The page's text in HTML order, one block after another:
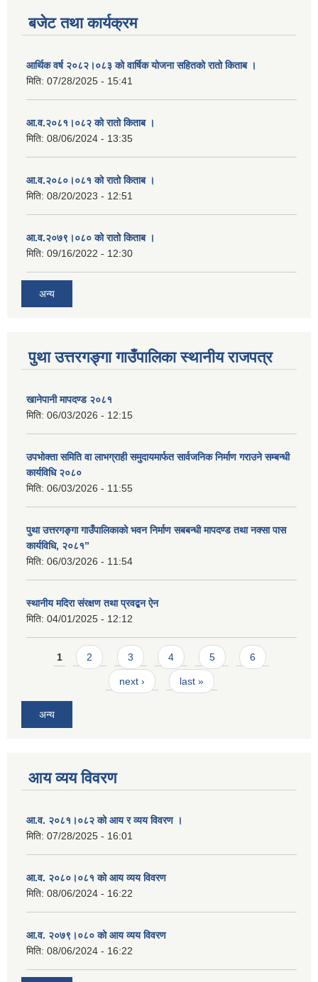
बजेट तथा कार्यक्रम
आर्थिक वर्ष २०८२।०८३ को वार्षिक योजना सहितको रातो किताब ।
मिति: 07/28/2025 - 15:41
आ.व.२०८१।०८२ को रातो किताब ।
मिति: 08/06/2024 - 13:35
आ.व.२०८०।०८१ को रातो किताब ।
मिति: 08/20/2023 - 12:51
आ.व.२०७९।०८० को रातो किताब ।
मिति: 09/16/2022 - 12:30
अन्य
पुथा उत्तरगङ्गा गाउँपालिका स्थानीय राजपत्र
खानेपानी मापदण्ड २०८१
मिति: 06/03/2026 - 12:15
उपभोक्ता समिति वा लाभग्राही समुदायमार्फत सार्वजनिक निर्माण गराउने सम्बन्धी
कार्यविधि २०८०
मिति: 06/03/2026 - 11:55
पुथा उत्तरगङ्गा गाउँपालिकाको भवन निर्माण सबबन्धी मापदण्ड तथा नक्सा पास
कार्यविधि, २०८१”
मिति: 06/03/2026 - 11:54
स्थानीय मदिरा संरक्षण तथा प्रवद्बन ऐन
मिति: 04/01/2025 - 12:12
Pages
1 2 3 4 5 6
next › last »
अन्य
आय व्यय विवरण
आ.व. २०८१।०८२ को आय र व्यय विवरण ।
मिति: 07/28/2025 - 16:01
आ.व. २०८०।०८१ को आय व्यय विवरण
मिति: 08/06/2024 - 16:22
आ.व. २०७९।०८० को आय व्यय विवरण
मिति: 08/06/2024 - 16:22